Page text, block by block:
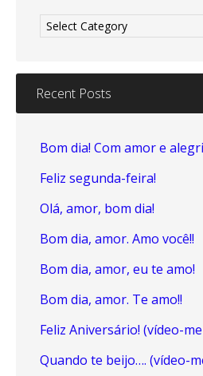
Recent Posts
Bom dia! Com amor e
Feliz segunda-feira!
Olá, amor, bom dia!
Bom dia, amor. Amo você!!
Bom dia, amor, eu te amo!
Bom dia, amor. Te amo!!
Feliz Aniversário! (vídeo-
Quando te beijo…. (vídeo-